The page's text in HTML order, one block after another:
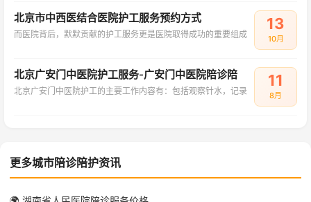
北京市中西医结合医院护工服务预约方式
而医院背后，默默贡献的护工服务更是医院取得成功的重要组成
13
10月
北京广安门中医院护工服务-广安门中医院陪诊陪
北京广安门中医院护工的主要工作内容有：包括观察针水，记录
11
8月
更多城市陪诊陪护资讯